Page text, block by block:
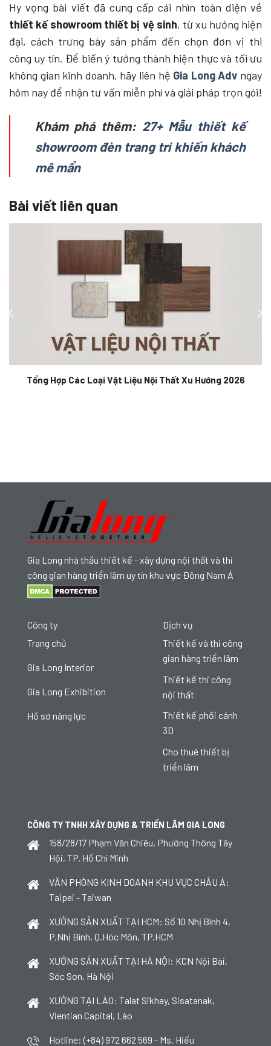
Hy vọng bài viết đã cung cấp cái nhìn toàn diện về
thiết kế showroom thiết bị vệ sinh, từ xu hướng hiện
đại, cách trưng bày sản phẩm đến chọn đơn vị thi
công uy tín. Để biến ý tưởng thành hiện thực và tối ưu
không gian kinh doanh, hãy liên hệ Gia Long Adv ngay
hôm nay để nhận tư vấn miễn phí và giải pháp trọn gói!
Khám phá thêm: 27+ Mẫu thiết kế
showroom đèn trang trí khiến khách
mê mẩn
Bài viết liên quan
Tổng Hợp Các Loại Vật Liệu Nội Thất Xu Hướng 2026
Gia Long nhà thầu thiết kế - xây dựng nội thất và thi
công gian hàng triển lãm uy tín khu vực Đông Nam Á
Công ty
Trang chủ
Gia Long Interior
Gia Long Exhibition
Hồ sơ năng lực
Dịch vụ
Thiết kế và thi công
gian hàng triển lãm
Thiết kế thi công
nội thất
Thiết kế phối cảnh
3D
Cho thuê thiết bị
triển lãm
CÔNG TY TNHH XÂY DỰNG & TRIỂN LÃM GIA LONG
158/28/17 Phạm Văn Chiêu, Phường Thông Tây
Hội, TP. Hồ Chí Minh
VĂN PHÒNG KINH DOANH KHU VỰC CHÂU Á:
Taipei - Taiwan
XƯỞNG SẢN XUẤT TẠI HCM: Số 10 Nhị Bình 4,
P.Nhị Bình, Q.Hóc Môn, TP.HCM
XƯỞNG SẢN XUẤT TẠI HÀ NỘI: KCN Nội Bài,
Sóc Sơn, Hà Nội
XƯỞNG TẠI LÀO: Talat Sikhay, Sisatanak,
Vientian Capital, Lào
Hotline: (+84) 972 662 569 - Ms. Hiếu